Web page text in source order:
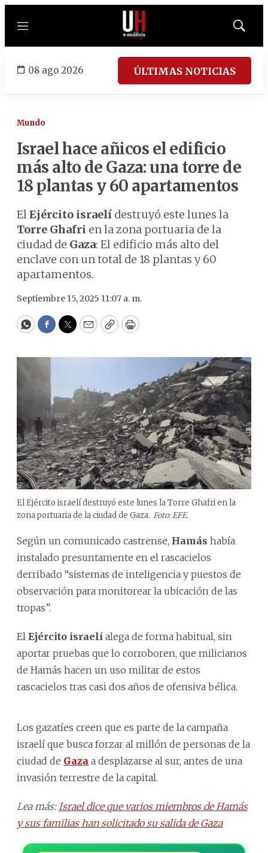
Menú
Mostrar
08 ago 2026 ÚLTIMAS NOTICIAS
Mundo
Israel hace añicos el edificio
más alto de Gaza: una torre de
18 plantas y 60 apartamentos
ElEjército israelí destruyó este lunes la
Torre Ghafri en la zona portuaria de la
ciudad de Gaza: El edificio más alto del
enclave con un total de 18 plantas y 60
apartamentos.
Septiembre 15, 2025 11:07 a. m.
WhatsApp
Facebook
Twitter
EmailCopyPrint
El Ejército israelí destruyó este lunes la Torre Ghafri en la
zona portuaria de la ciudad de Gaza. Foto: EFE.
Según un comunicado castrense, Hamás había
instalado presuntamente en el rascacielos
derribado “sistemas de inteligencia y puestos de
observación para monitorear la ubicación de las
tropas”.
El Ejército israelí alega de forma habitual, sin
aportar pruebas que lo corroboren, que milicianos
de Hamás hacen un uso militar de estos
rascacielos tras casi dos años de ofensiva bélica.
Los gazatíes creen que es parte de la campaña
israelí que busca forzar al millón de personas de la
ciudad de Gaza a desplazarse al sur, antes de una
invasión terrestre de la capital.
Lea más: Israel dice que varios miembros de Hamás
y sus familias han solicitado su salida de Gaza